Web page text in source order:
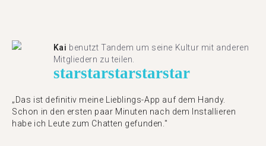
Kai benutzt Tandem um seine Kultur mit anderen
Mitgliedern zu teilen.
starstarstarstarstar
„Das ist definitiv meine Lieblings-App auf dem Handy.
Schon in den ersten paar Minuten nach dem Installieren
habe ich Leute zum Chatten gefunden."